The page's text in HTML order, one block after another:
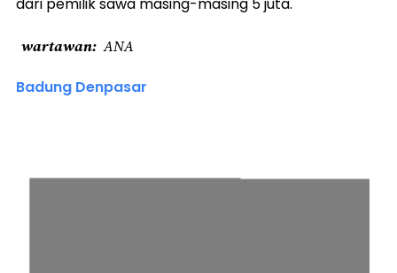
wartawan ANA
Badung Denpasar